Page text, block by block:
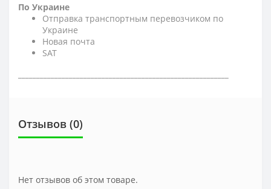
По Украине
Отправка транспортным перевозчиком по
Украине
Новая почта
SAT
Отзывов (0)
Нет отзывов об этом товаре.